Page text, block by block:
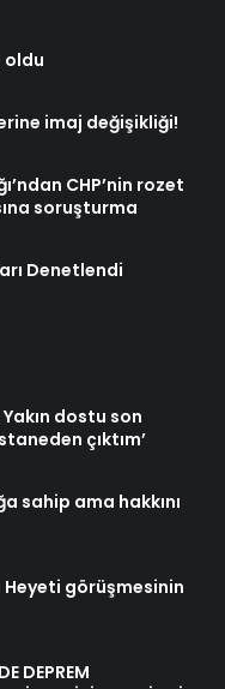
oldu
imaj değişikliği!
CHP’nin rozet
soruşturma
Denetlendi
dostu son
çıktım’
sahip ama hakkını
Heyeti görüşmesinin
DEPREM